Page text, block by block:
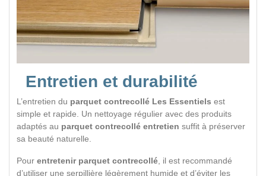
Entretien et durabilité
L’entretien du parquet contrecollé Les Essentiels est
simple et rapide. Un nettoyage régulier avec des produits
adaptés au parquet contrecollé entretien suffit à préserver
sa beauté naturelle.
Pour entretenir parquet contrecollé , il est recommandé
d’utiliser une serpillière légèrement humide et d’éviter les